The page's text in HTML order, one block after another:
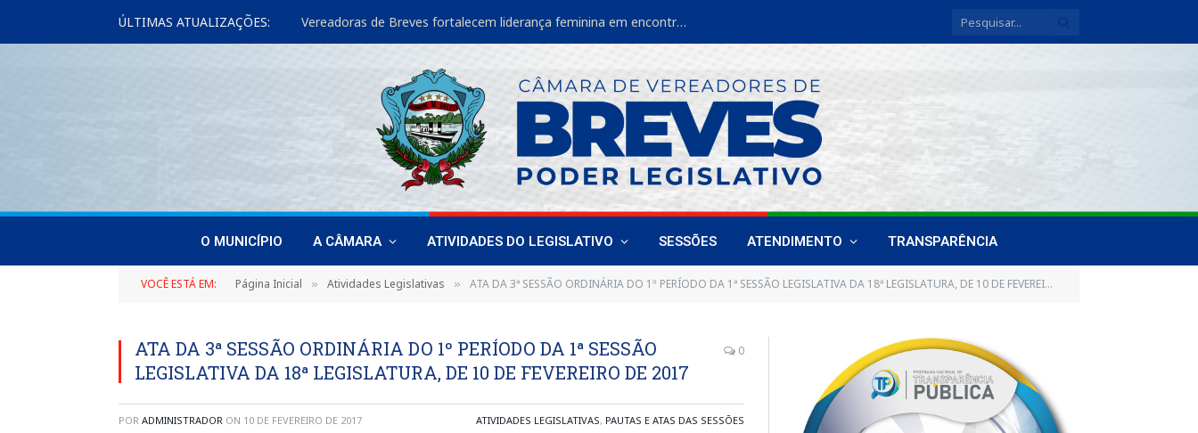
ÚLTIMAS ATUALIZAÇÕES: Vereadoras de Breves fortalecem liderança feminina em encontro estadual
O MUNICÍPIO A CÂMARA ATIVIDADES DO LEGISLATIVO SESSÕES ATENDIMENTO TRANSPARÊNCIA
VOCÊ ESTÁ EM: Página Inicial » Atividades Legislativas » ATA DA 3ª SESSÃO ORDINÁRIA DO 1º PERÍODO DA 1ª SESSÃO LEGISLATIVA DA 18ª LEGISLATURA, DE 10 DE FEVEREIRO DE 2017
ATA DA 3ª SESSÃO ORDINÁRIA DO 1º PERÍODO DA 1ª SESSÃO
LEGISLATIVA DA 18ª LEGISLATURA, DE 10 DE FEVEREIRO DE 2017
0
POR ADMINISTRADOR ON 10 DE FEVEREIRO DE 2017 ATIVIDADES LEGISLATIVAS, PAUTAS E ATAS DAS SESSÕES